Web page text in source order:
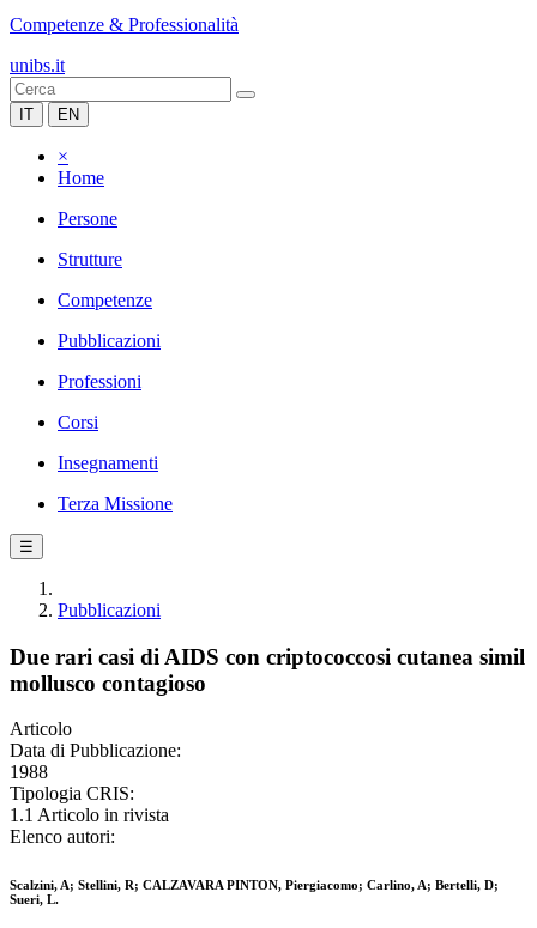
Competenze & Professionalità
unibs.it
IT EN
×
Home
Persone
Strutture
Competenze
Pubblicazioni
Professioni
Corsi
Insegnamenti
Terza Missione
☰
Pubblicazioni
Due rari casi di AIDS con criptococcosi cutanea simil
mollusco contagioso
Articolo
Data di Pubblicazione:
1988
Tipologia CRIS:
1.1 Articolo in rivista
Elenco autori:
Scalzini, A; Stellini, R; CALZAVARA PINTON, Piergiacomo; Carlino, A; Bertelli, D;
Sueri, L.